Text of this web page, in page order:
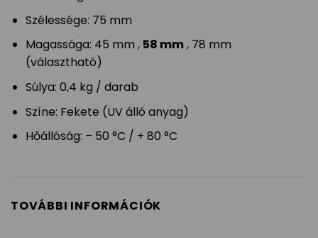
Szélessége: 75 mm
Magassága: 45 mm , 58 mm, 78 mm
(választható)
Súlya: 0,4 kg / darab
Színe: Fekete (UV álló anyag)
Hőállóság: – 50 °C / + 80 °C
TOVÁBBI INFORMÁCIÓK